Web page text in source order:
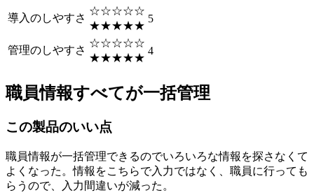
導入のしやすさ
☆☆☆☆☆
★★★★★
5
管理のしやすさ
☆☆☆☆☆
★★★★★
4
職員情報すべてが一括管理
この製品のいい点
職員情報が一括管理できるのでいろいろな情報を探さなくて
よくなった。情報をこちらで入力ではなく、職員に行っても
らうので、入力間違いが減った。